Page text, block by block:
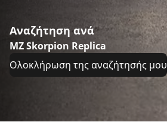
Αναζήτηση ανά
MZ Skorpion Replica
Ολοκλήρωση της αναζήτησής μου